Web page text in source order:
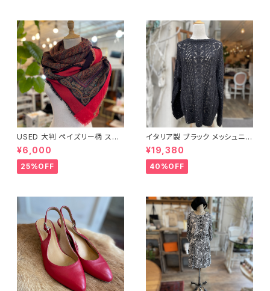
USED 大判 ペイズリー柄 スト
ール
¥6,000
25%OFF
イタリア製 ブラック メッシュニッ
ト
¥19,380
40%OFF